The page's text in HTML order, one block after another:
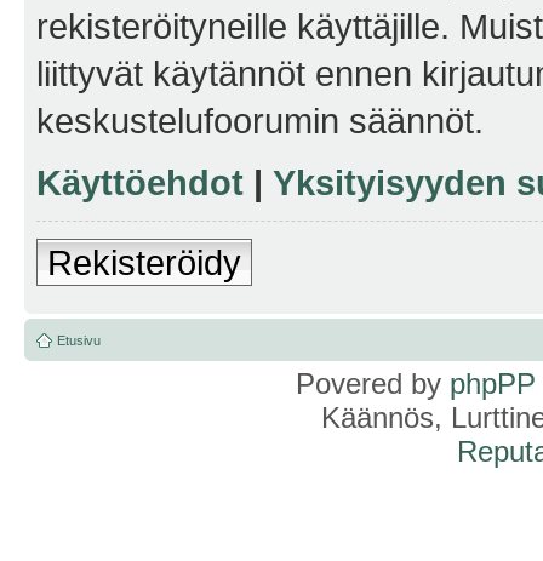
rekisteröityneille käyttäjille.
liittyvät käytännöt ennen
keskustelufoorumin säännöt.
Käyttöehdot | Yksityisyyden
Rekisteröidy
Etusivu
Povered by phpPP
Käännös,